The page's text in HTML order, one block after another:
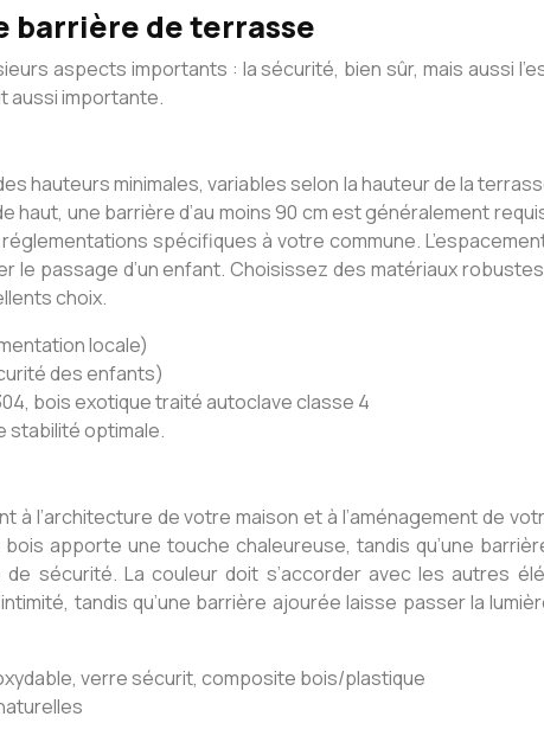
barrière de terrasse
aspects importants : la sécurité, bien sûr, mais aussi
aussi importante.
hauteurs minimales, variables selon la hauteur de la
une barrière d’au moins 90 cm est généralement
spécifiques à votre commune.
passage d’un enfant. Choisissez des matériaux
choix.
locale)
des enfants)
bois exotique traité autoclave classe 4
stabilité optimale.
l’architecture de votre maison et à l’aménagement de
apporte une touche chaleureuse, tandis qu’une
sécurité. La couleur doit s’accorder avec les autres
tandis qu’une barrière ajourée laisse passer la
verre sécurit, composite bois/plastique